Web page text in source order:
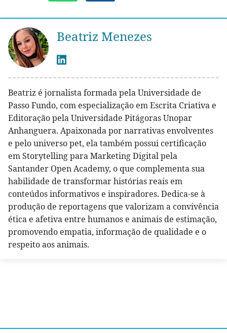
Beatriz Menezes
Beatriz é jornalista formada pela Universidade de
Passo Fundo, com especialização em Escrita Criativa e
Editoração pela Universidade Pitágoras Unopar
Anhanguera. Apaixonada por narrativas envolventes
e pelo universo pet, ela também possui certificação
em Storytelling para Marketing Digital pela
Santander Open Academy, o que complementa sua
habilidade de transformar histórias reais em
conteúdos informativos e inspiradores. Dedica-se à
produção de reportagens que valorizam a convivência
ética e afetiva entre humanos e animais de estimação,
promovendo empatia, informação de qualidade e o
respeito aos animais.